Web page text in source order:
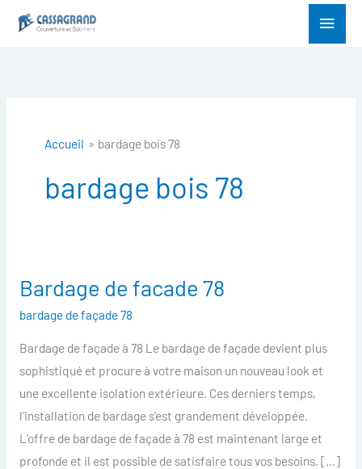
Menu
Accueil bardage bois 78
bardage bois 78
Bardage de facade 78
bardage de façade 78
Bardage de façade à 78 Le bardage de façade devient plus
sophistiqué et procure à votre maison un nouveau look et
une excellente isolation extérieure. Ces derniers temps,
l’installation de bardage s’est grandement développée.
L’offre de bardage de façade à 78 est maintenant large et
profonde et il est possible de satisfaire tous vos besoins. […]
Bardage
78